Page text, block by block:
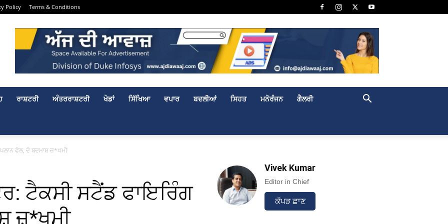
Policy Terms & Conditions
ਰਾਸ਼ਟਰੀ ਅੰਤਰਰਾਸ਼ਟਰੀ ਖੇਡਾਂ ਸਿੱਖਿਆ ਵਪਾਰ ਬਦਲੀਆਂ ਸਿਹਤ ਮਨੋਰੰਜਨ ਗੈਲਰੀ
ਫੇਲ, ਦੋ ਬਦਮਾਸ਼ ਜ਼*ਖਮੀ
ਟੈਕਸੀ ਸਟੈਂਡ ਫਾਇਰਿੰਗ
ਜ਼*ਖਮੀ
Vivek Kumar
Editor in Chief
ਕੱਪੜ ਛਾਣ